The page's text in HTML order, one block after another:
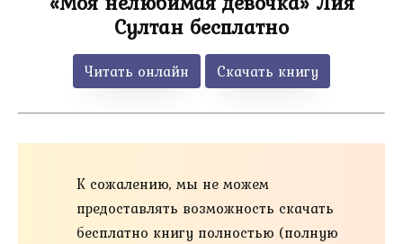
Султан бесплатно
Читать онлайн Скачать книгу
К сожалению, мы не можем
предоставлять возможность скачать
бесплатно книгу полностью (полную